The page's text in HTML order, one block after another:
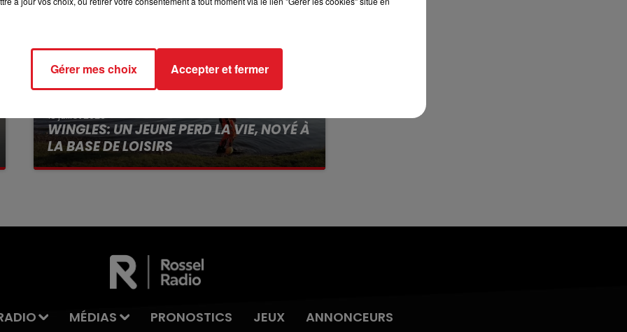
13 juillet 2026
WINGLES: UN JEUNE PERD LA VIE, NOYÉ À
LA BASE DE LOISIRS
La victime a coulé à pic
MÉDIAS PRONOSTICS JEUX ANNONCEURS
Gérer mes choix Accepter et fermer